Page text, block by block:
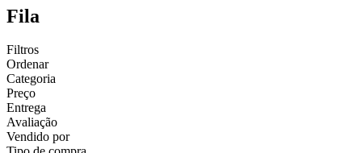
Fila
Filtros
Ordenar
Categoria
Preço
Entrega
Avaliação
Vendido por